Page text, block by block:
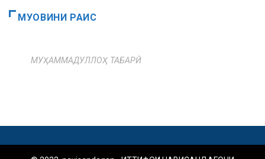
МУОВИНИ РАИС
МУҲАММАДУЛЛОҲ ТАБАРӢ